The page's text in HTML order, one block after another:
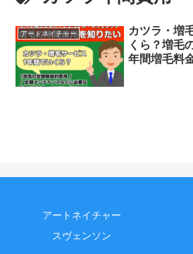
アートネイチャー
カツラ・増
くら？増毛
年間増毛料
アートネイチャー
スヴェンソン